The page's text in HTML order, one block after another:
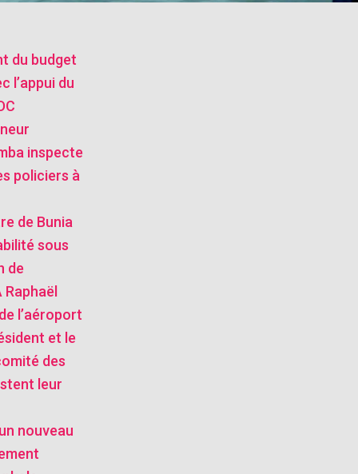
du budget
l’appui du
inspecte
policiers à
de Bunia
sous
de
Raphaël
l’aéroport
et le
des
leur
nouveau